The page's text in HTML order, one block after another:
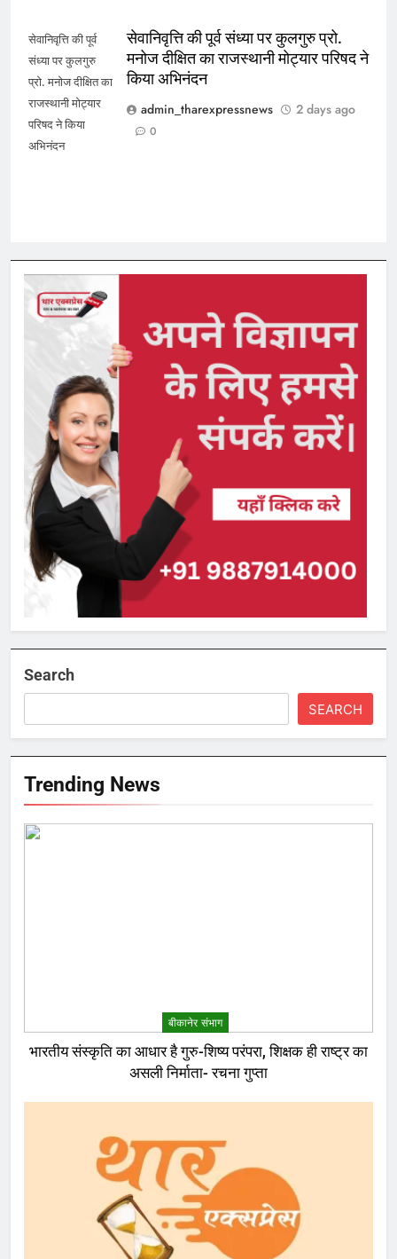
सेवानिवृत्ति की पूर्व
संध्या पर कुलगुरु
प्रो. मनोज दीक्षित का
राजस्थानी मोट्यार
परिषद ने किया
अभिनंदन
सेवानिवृत्ति की पूर्व संध्या पर कुलगुरु प्रो.
मनोज दीक्षित का राजस्थानी मोट्यार परिषद ने
किया अभिनंदन
admin_tharexpressnews
2 days ago
0
Search
SEARCH
Trending News
बीकानेर संभाग
भारतीय संस्कृति का आधार है गुरु-शिष्य परंपरा, शिक्षक ही राष्ट्र का
असली निर्माता- रचना गुप्ता